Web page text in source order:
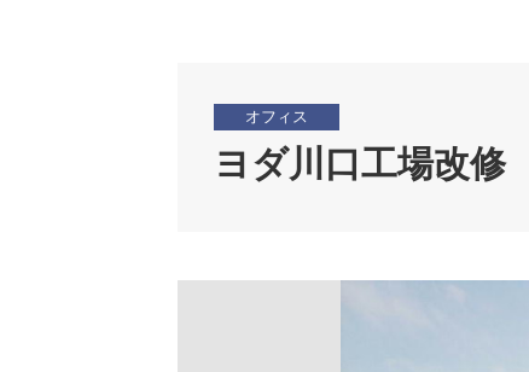
オフィス
ヨダ川口工場改修